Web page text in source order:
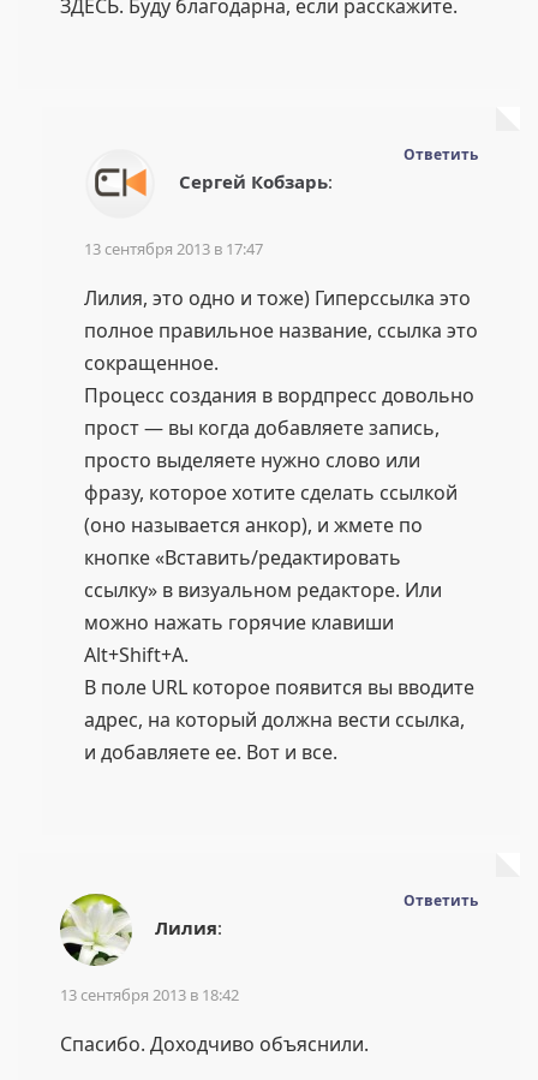
ЗДЕСЬ. Буду благодарна, если расскажите.
Сергей Кобзарь:
13 сентября 2013 в 17:47
Лилия, это одно и тоже) Гиперссылка это
полное правильное название, ссылка это
сокращенное.
Процесс создания в вордпресс довольно
прост — вы когда добавляете запись,
просто выделяете нужно слово или
фразу, которое хотите сделать ссылкой
(оно называется анкор), и жмете по
кнопке «Вставить/редактировать
ссылку» в визуальном редакторе. Или
можно нажать горячие клавиши
Alt+Shift+A.
В поле URL которое появится вы вводите
адрес, на который должна вести ссылка,
и добавляете ее. Вот и все.
Ответить
Лилия:
13 сентября 2013 в 18:42
Спасибо. Доходчиво объяснили.
Ответить